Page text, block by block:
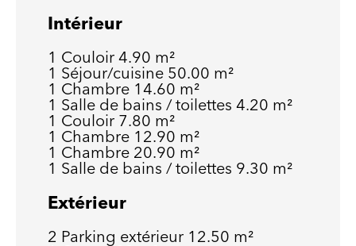
Intérieur
1 Couloir 4.90 m²
1 Séjour/cuisine 50.00 m²
1 Chambre 14.60 m²
1 Salle de bains / toilettes 4.20 m²
1 Couloir 7.80 m²
1 Chambre 12.90 m²
1 Chambre 20.90 m²
1 Salle de bains / toilettes 9.30 m²
Extérieur
2 Parking extérieur 12.50 m²